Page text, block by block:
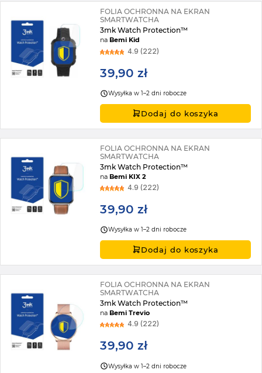
FOLIA OCHRONNA NA EKRAN
SMARTWATCHA
3mk Watch Protection™
naBemi Kid
4.9 (222)
39,90 zł
Wysyłka w 1–2 dni robocze
Dodaj do koszyka
FOLIA OCHRONNA NA EKRAN
SMARTWATCHA
3mk Watch Protection™
naBemi KIX 2
4.9 (222)
39,90 zł
Wysyłka w 1–2 dni robocze
Dodaj do koszyka
FOLIA OCHRONNA NA EKRAN
SMARTWATCHA
3mk Watch Protection™
naBemi Trevio
4.9 (222)
39,90 zł
Wysyłka w 1–2 dni robocze